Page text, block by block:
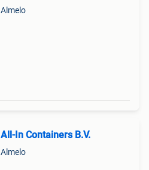
Almelo
All-In Containers B.V.
Almelo